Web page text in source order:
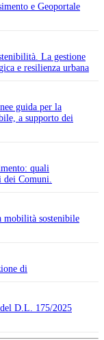
e Geoportale
La gestione
e resilienza urbana
guida per la
a supporto dei
quali
Comuni.
mobilità sostenibile
di
D.L. 175/2025